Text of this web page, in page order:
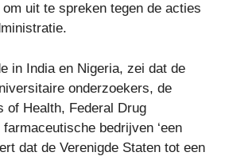
uit te spreken tegen de acties
in India en Nigeria, zei dat de
onderzoekers, de
of Health, Federal Drug
bedrijven ‘een
dat de Verenigde Staten tot een